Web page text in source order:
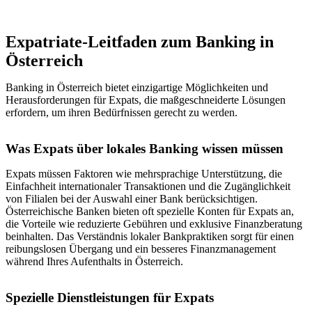
Expatriate-Leitfaden zum Banking in
Österreich
Banking in Österreich bietet einzigartige Möglichkeiten und
Herausforderungen für Expats, die maßgeschneiderte Lösungen
erfordern, um ihren Bedürfnissen gerecht zu werden.
Was Expats über lokales Banking wissen müssen
Expats müssen Faktoren wie mehrsprachige Unterstützung, die
Einfachheit internationaler Transaktionen und die Zugänglichkeit
von Filialen bei der Auswahl einer Bank berücksichtigen.
Österreichische Banken bieten oft spezielle Konten für Expats an,
die Vorteile wie reduzierte Gebühren und exklusive Finanzberatung
beinhalten. Das Verständnis lokaler Bankpraktiken sorgt für einen
reibungslosen Übergang und ein besseres Finanzmanagement
während Ihres Aufenthalts in Österreich.
Spezielle Dienstleistungen für Expats